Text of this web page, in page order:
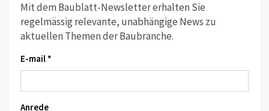
Mit dem Baublatt-Newsletter erhalten Sie
regelmässig relevante, unabhängige News zu
aktuellen Themen der Baubranche.
E-mail *
Anrede